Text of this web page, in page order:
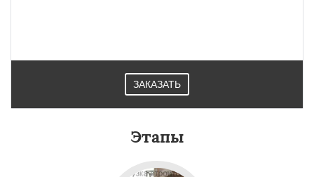
ЗАКАЗАТЬ
Этапы